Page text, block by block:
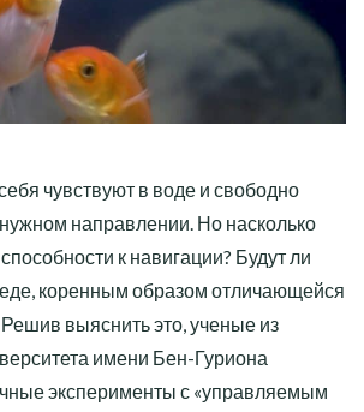
чувствуют в воде и свободно
направлении. Но насколько
к навигации? Будут ли
коренным образом отличающейся
Решив выяснить это, ученые из
имени Бен-Гуриона
эксперименты с «управляемым